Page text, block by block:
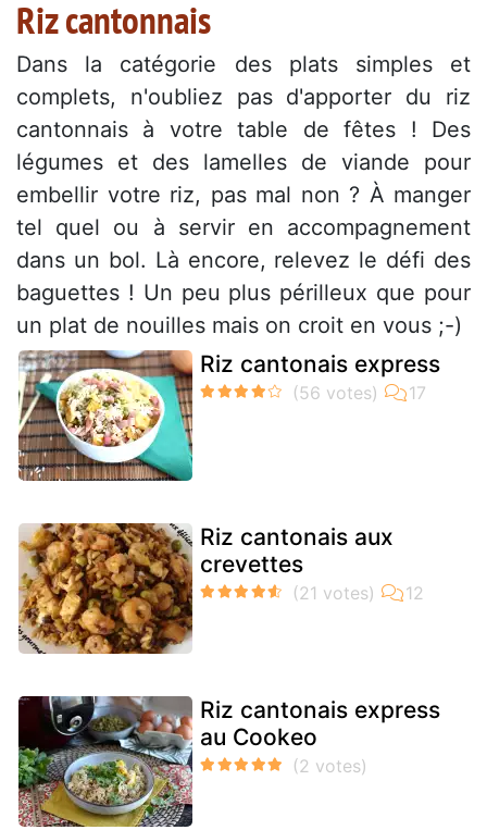
Riz cantonnais
Dans la catégorie des plats simples et
complets, n'oubliez pas d'apporter du riz
cantonnais à votre table de fêtes ! Des
légumes et des lamelles de viande pour
embellir votre riz, pas mal non ? À manger
tel quel ou à servir en accompagnement
dans un bol. Là encore, relevez le défi des
baguettes ! Un peu plus périlleux que pour
un plat de nouilles mais on croit en vous ;-)
Riz cantonais express
Riz cantonais aux
crevettes
Riz cantonais express
au Cookeo